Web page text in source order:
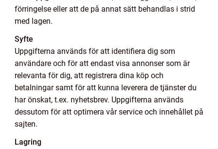
förringelse eller att de på annat sätt behandlas i strid
med lagen.
Syfte
Uppgifterna används för att identifiera dig som
användare och för att endast visa annonser som är
relevanta för dig, att registrera dina köp och
betalningar samt för att kunna leverera de tjänster du
har önskat, t.ex. nyhetsbrev. Uppgifterna används
dessutom för att optimera vår service och innehållet på
sajten.
Lagring